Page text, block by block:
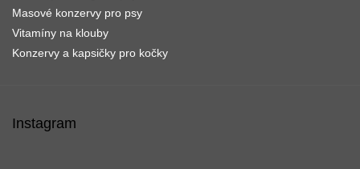
Masové konzervy pro psy
Vitamíny na klouby
Konzervy a kapsičky pro kočky
Instagram